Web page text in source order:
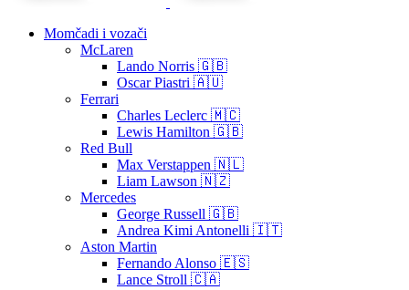
Momčadi i vozači
McLaren
Lando Norris 🇬🇧
Oscar Piastri 🇦🇺
Ferrari
Charles Leclerc 🇲🇨
Lewis Hamilton 🇬🇧
Red Bull
Max Verstappen 🇳🇱
Liam Lawson 🇳🇿
Mercedes
George Russell 🇬🇧
Andrea Kimi Antonelli 🇮🇹
Aston Martin
Fernando Alonso 🇪🇸
Lance Stroll 🇨🇦